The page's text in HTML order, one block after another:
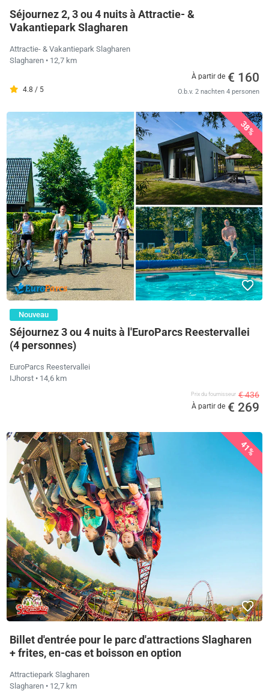
Séjournez 2, 3 ou 4 nuits à Attractie- &
Vakantiepark Slagharen
Attractie- & Vakantiepark Slagharen
Slagharen • 12,7 km
4.8 / 5
À partir de € 160
O.b.v. 2 nachten 4 personen
38%
Nouveau
Séjournez 3 ou 4 nuits à l'EuroParcs Reestervallei
(4 personnes)
EuroParcs Reestervallei
IJhorst • 14,6 km
Prix ​​du fournisseur € 436
À partir de € 269
41%
Billet d'entrée pour le parc d'attractions Slagharen
+ frites, en-cas et boisson en option
Attractiepark Slagharen
Slagharen • 12,7 km